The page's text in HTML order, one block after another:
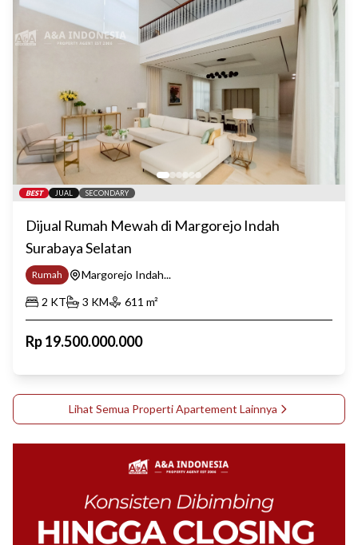
BEST JUAL SECONDARY
Dijual Rumah Mewah di Margorejo Indah
Surabaya Selatan
Rumah
Margorejo Indah...
2 KT 3 KM 611 m²
Rp19.500.000.000
Lihat Semua PropertiApartement Lainnya